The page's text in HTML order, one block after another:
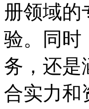
册领域的
验。同时
务，还是
合实力和